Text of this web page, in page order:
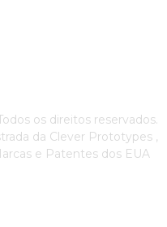
os direitos reservados.
da Clever Prototypes ,
e Patentes dos EUA